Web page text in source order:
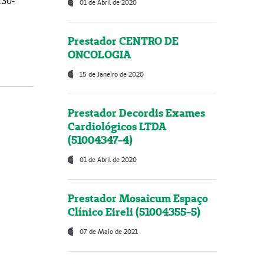
01 de Abril de 2020
Prestador CENTRO DE
ONCOLOGIA
15 de Janeiro de 2020
Prestador Decordis Exames
Cardiológicos LTDA
(51004347-4)
01 de Abril de 2020
Prestador Mosaicum Espaço
Clínico Eireli (51004355-5)
07 de Maio de 2021